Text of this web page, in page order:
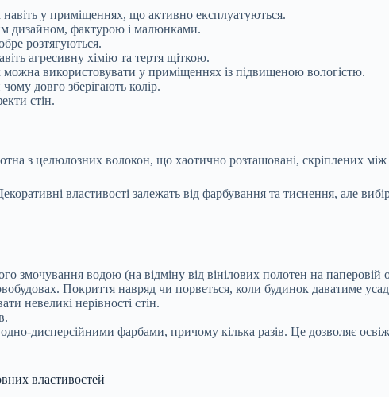
у приміщеннях, що активно експлуатуються.
дизайном, фактурою і малюнками.
розтягуються.
агресивну хімію та тертя щіткою.
можна використовувати у приміщеннях із підвищеною вологістю.
довго зберігають колір.
стін.
з целюлозних волокон, що хаотично розташовані, скріплених
властивості залежать від фарбування та тиснення, але
змочування водою (на відміну від вінілових полотен на паперовій
Покриття навряд чи порветься, коли будинок даватиме
невеликі нерівності стін.
дисперсійними фарбами, причому кілька разів. Це дозволяє
властивостей